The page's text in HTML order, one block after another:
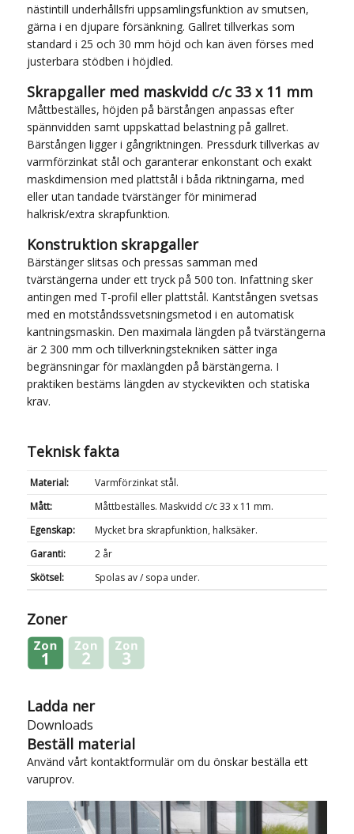
nästintill underhållsfri uppsamlingsfunktion av smutsen,
gärna i en djupare försänkning. Gallret tillverkas som
standard i 25 och 30 mm höjd och kan även förses med
justerbara stödben i höjdled.
Skrapgaller med maskvidd c/c 33 x 11 mm
Måttbeställes, höjden på bärstången anpassas efter
spännvidden samt uppskattad belastning på gallret.
Bärstången ligger i gångriktningen. Pressdurk tillverkas av
varmförzinkat stål och garanterar enkonstant och exakt
maskdimension med plattstål i båda riktningarna, med
eller utan tandade tvärstänger för minimerad
halkrisk/extra skrapfunktion.
Konstruktion skrapgaller
Bärstänger slitsas och pressas samman med
tvärstängerna under ett tryck på 500 ton. Infattning sker
antingen med T-profil eller plattstål. Kantstången svetsas
med en motståndssvetsningsmetod i en automatisk
kantningsmaskin. Den maximala längden på tvärstängerna
är 2 300 mm och tillverkningstekniken sätter inga
begränsningar för maxlängden på bärstängerna. I
praktiken bestäms längden av styckevikten och statiska
krav.
Teknisk fakta
Material:
Varmförzinkat stål.
Mått:
Måttbeställes. Maskvidd c/c 33 x 11 mm.
Egenskap:
Mycket bra skrapfunktion, halksäker.
Garanti:
2 år
Skötsel:
Spolas av / sopa under.
Zoner
Ladda ner
Downloads
Beställ material
Använd vårt kontaktformulärom du önskar beställa ett
varuprov.